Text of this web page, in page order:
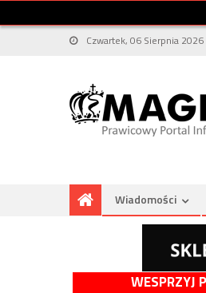
Czwartek, 06 Sierpnia 2026
Wiadomości
WESPRZYJ